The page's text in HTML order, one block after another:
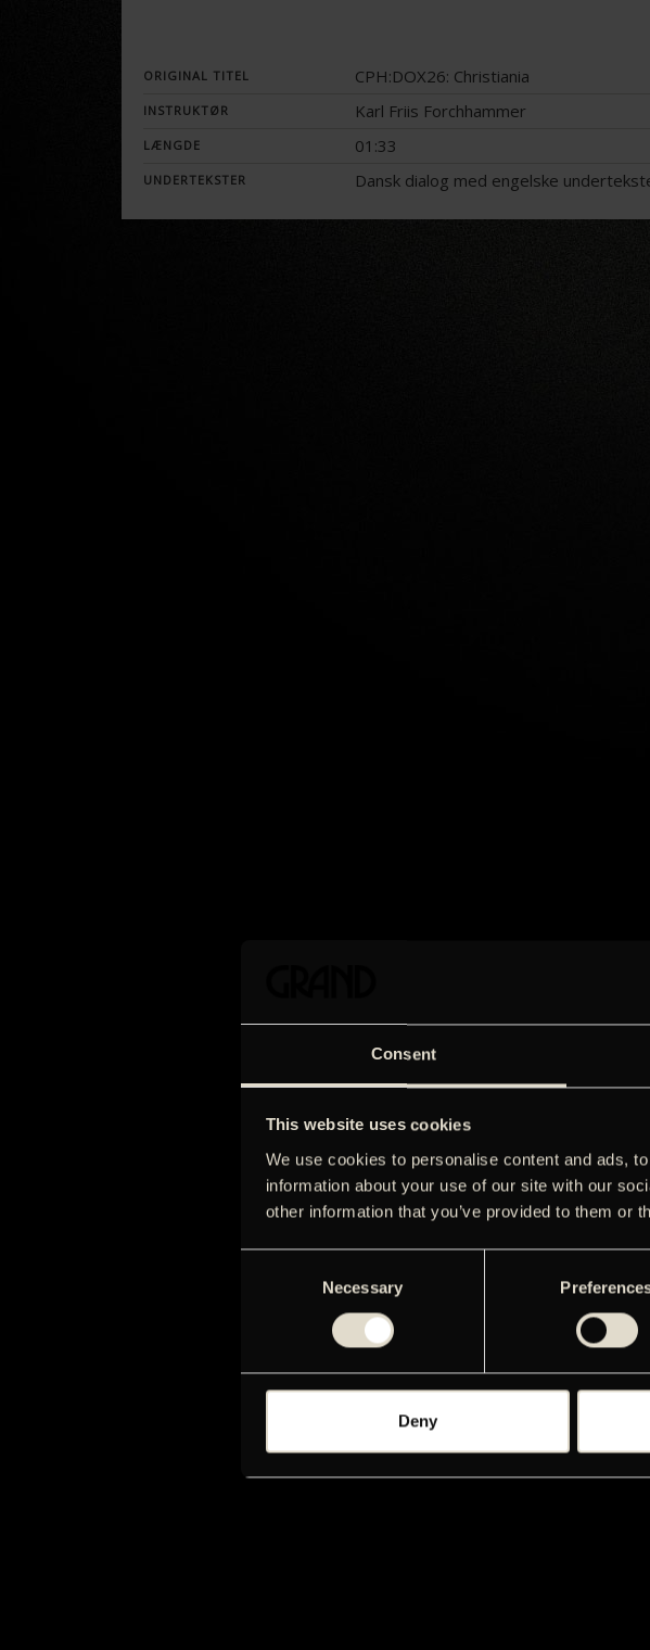
Consent
This website uses cookies
We use cookies to personalise content and ads,
information about your use of our site with our
other information that you’ve provided to them or
Necessary
Deny
ORIGINAL TITEL CPH:DOX26: Christiania
INSTRUKTØR Karl Friis Forchhammer
LÆNGDE 01:33
UNDERTEKSTER Dansk dialog med engelske